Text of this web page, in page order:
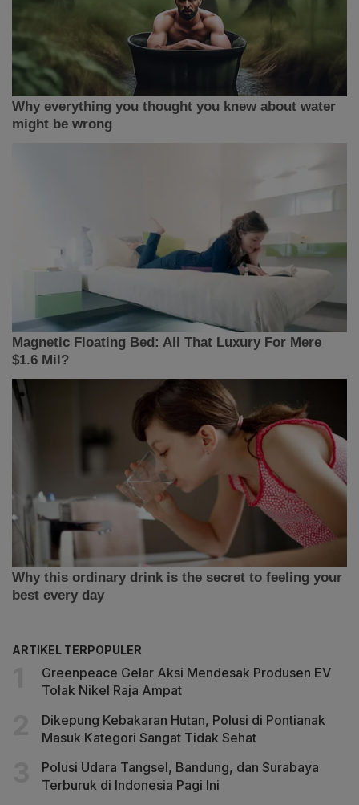
ARTIKEL TERPOPULER
Greenpeace Gelar Aksi Mendesak Produsen EV
Tolak Nikel Raja Ampat
Dikepung Kebakaran Hutan, Polusi di Pontianak
Masuk Kategori Sangat Tidak Sehat
Polusi Udara Tangsel, Bandung, dan Surabaya
Terburuk di Indonesia Pagi Ini